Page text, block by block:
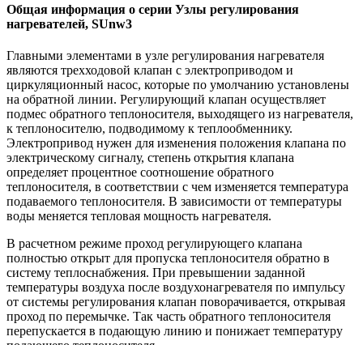
Общая информация о серии Узлы регулирования
нагревателей, SUnw3
Главными элементами в узле регулирования нагревателя
являются трехходовой клапан с электроприводом и
циркуляционный насос, которые по умолчанию установлены
на обратной линии. Регулирующий клапан осуществляет
подмес обратного теплоносителя, выходящего из нагревателя,
к теплоносителю, подводимому к теплообменнику.
Электропривод нужен для изменения положения клапана по
электрическому сигналу, степень открытия клапана
определяет процентное соотношение обратного
теплоносителя, в соответствии с чем изменяется температура
подаваемого теплоносителя. В зависимости от температуры
воды меняется тепловая мощность нагревателя.
В расчетном режиме проход регулирующего клапана
полностью открыт для пропуска теплоносителя обратно в
систему теплоснабжения. При превышении заданной
температуры воздуха после воздухонагревателя по импульсу
от системы регулирования клапан поворачивается, открывая
проход по перемычке. Так часть обратного теплоносителя
перепускается в подающую линию и понижает температуру